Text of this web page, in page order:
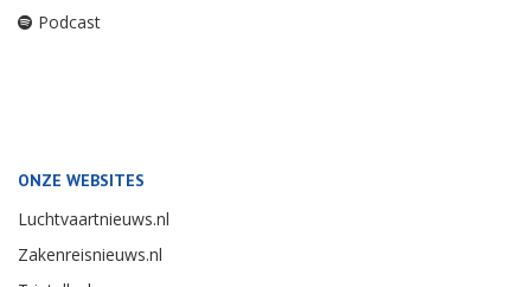
Podcast
ONZE WEBSITES
Luchtvaartnieuws.nl
Zakenreisnieuws.nl